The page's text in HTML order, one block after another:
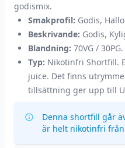
godismix.
Smakprofil: Godis,
Beskrivande: Godis,
Blandning: 70VG /
Typ: Nikotinfri Shortfill.
juice. Det finns
tillsättning ger upp till
Denna shortfill går
är helt nikotinfri